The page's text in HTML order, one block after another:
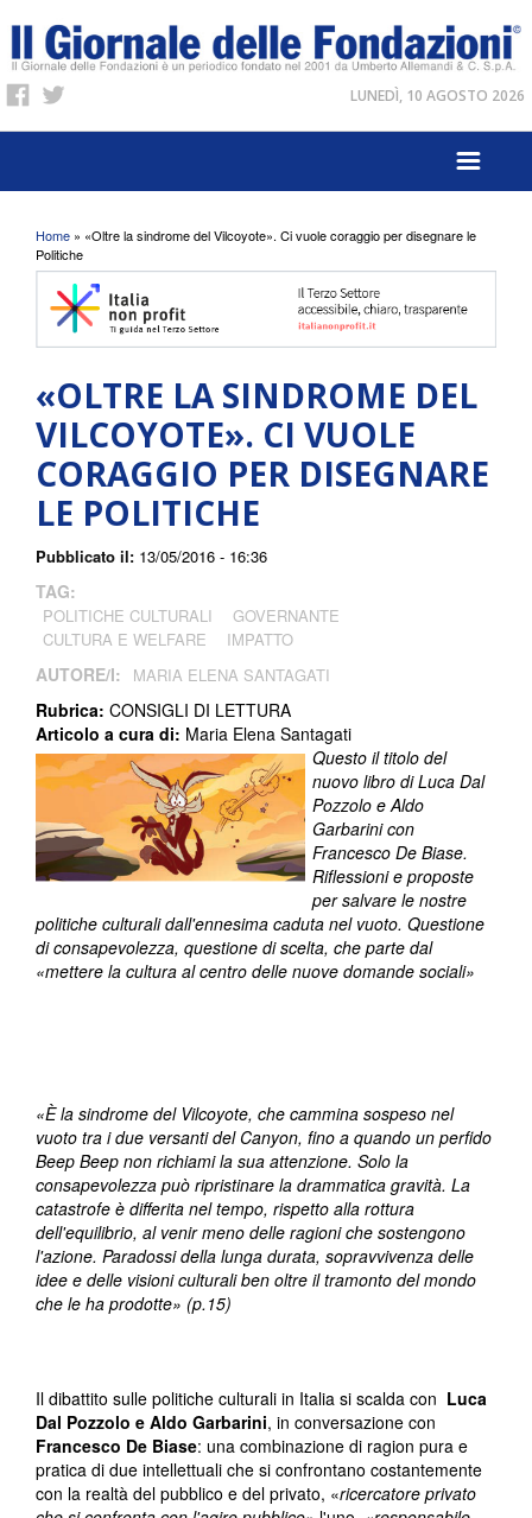
LUNEDÌ, 10 AGOSTO 2026
Tu sei qui
Home » «Oltre la sindrome del Vilcoyote». Ci vuole coraggio per disegnare le
Politiche
«OLTRE LA SINDROME DEL
VILCOYOTE». CI VUOLE
CORAGGIO PER DISEGNARE
LE POLITICHE
Pubblicato il: 13/05/2016 - 16:36
TAG:
POLITICHE CULTURALI
GOVERNANTE
CULTURA E WELFARE
IMPATTO
AUTORE/I: MARIA ELENA SANTAGATI
Rubrica: CONSIGLI DI LETTURA
Articolo a cura di: Maria Elena Santagati
Questo il titolo del
nuovo libro di Luca Dal
Pozzolo e Aldo
Garbarini con
Francesco De Biase.
Riflessioni e proposte
per salvare le nostre
politiche culturali dall'ennesima caduta nel vuoto. Questione
di consapevolezza, questione di scelta, che parte dal
«mettere la cultura al centro delle nuove domande sociali»
«È la sindrome del Vilcoyote, che cammina sospeso nel
vuoto tra i due versanti del Canyon, fino a quando un perfido
Beep Beep non richiami la sua attenzione. Solo la
consapevolezza può ripristinare la drammatica gravità. La
catastrofe è differita nel tempo, rispetto alla rottura
dell'equilibrio, al venir meno delle ragioni che sostengono
l'azione. Paradossi della lunga durata, sopravvivenza delle
idee e delle visioni culturali ben oltre il tramonto del mondo
che le ha prodotte» (p.15)
Il dibattito sulle politiche culturali in Italia si scalda con Luca
Dal Pozzolo e Aldo Garbarini, in conversazione con
Francesco De Biase: una combinazione di ragion pura e
pratica di due intellettuali che si confrontano costantemente
con la realtà del pubblico e del privato, «ricercatore privato